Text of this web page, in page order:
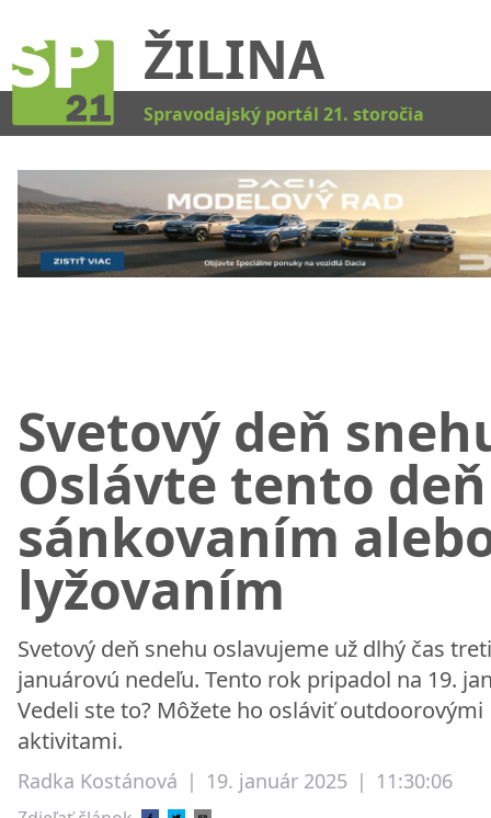
ŽILINA
Spravodajský portál 21. storočia
Svetový deň
Oslávte tento deň
sánkovaním
lyžovaním
Svetový deň snehu oslavujeme už dlhý čas
januárovú nedeľu. Tento rok pripadol na 19.
Vedeli ste to? Môžete ho osláviť outdoorovými
aktivitami.
Radka Kostánová | 19. január 2025 | 11:30:06